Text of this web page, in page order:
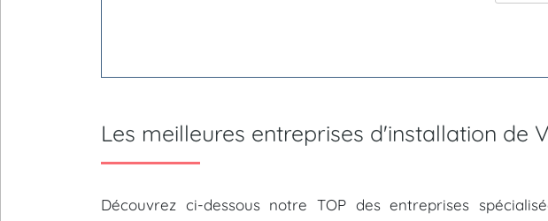
Les meilleures entreprises d'installation de
Découvrez ci-dessous notre TOP des entreprises